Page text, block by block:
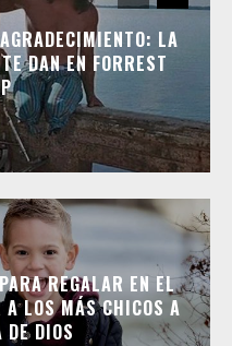
LA
DAN EN FORREST
REGALAR EN EL
LOS MÁS CHICOS A
DIOS